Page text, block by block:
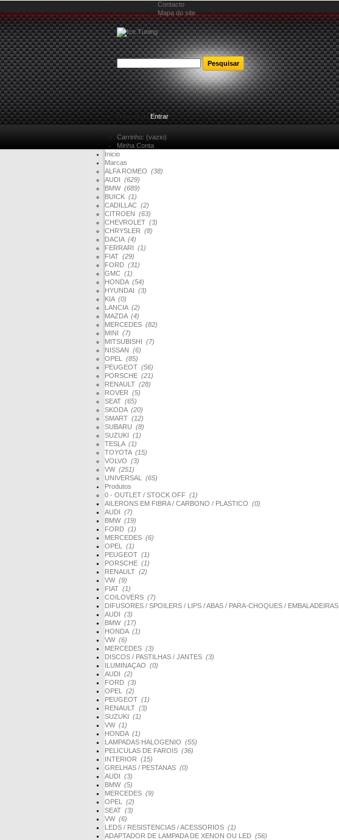
Contacto
Mapa do site
Bem-vindoEntrar
Carrinho: (vazio)
Minha Conta
Inicio
Marcas
ALFA ROMEO (38)
AUDI (629)
BMW (689)
BUICK (1)
CADILLAC (2)
CITROEN (63)
CHEVROLET (3)
CHRYSLER (8)
DACIA (4)
FERRARI (1)
FIAT (29)
FORD (31)
GMC (1)
HONDA (54)
HYUNDAI (3)
KIA (0)
LANCIA (2)
MAZDA (4)
MERCEDES (82)
MINI (7)
MITSUBISHI (7)
NISSAN (6)
OPEL (85)
PEUGEOT (56)
PORSCHE (21)
RENAULT (28)
ROVER (5)
SEAT (65)
SKODA (20)
SMART (12)
SUBARU (8)
SUZUKI (1)
TESLA (1)
TOYOTA (15)
VOLVO (3)
VW (251)
UNIVERSAL (65)
Produtos
0 - OUTLET / STOCK OFF (1)
AILERONS EM FIBRA / CARBONO / PLASTICO (0)
AUDI (7)
BMW (19)
FORD (1)
MERCEDES (6)
OPEL (1)
PEUGEOT (1)
PORSCHE (1)
RENAULT (2)
VW (9)
FIAT (1)
COILOVERS (7)
DIFUSORES / SPOILERS / LIPS / ABAS / PARA-CHOQUES / EMBALADEIRAS
AUDI (3)
BMW (17)
HONDA (1)
VW (6)
MERCEDES (3)
DISCOS / PASTILHAS / JANTES (3)
ILUMINAÇAO (0)
AUDI (2)
FORD (3)
OPEL (2)
PEUGEOT (1)
RENAULT (3)
SUZUKI (1)
VW (1)
HONDA (1)
LAMPADAS HALOGENIO (55)
PELICULAS DE FAROIS (36)
INTERIOR (15)
GRELHAS / PESTANAS (0)
AUDI (3)
BMW (5)
MERCEDES (9)
OPEL (2)
SEAT (3)
VW (6)
LEDS / RESISTENCIAS / ACESSORIOS (1)
ADAPTADOR DE LAMPADA DE XENON OU LED (56)